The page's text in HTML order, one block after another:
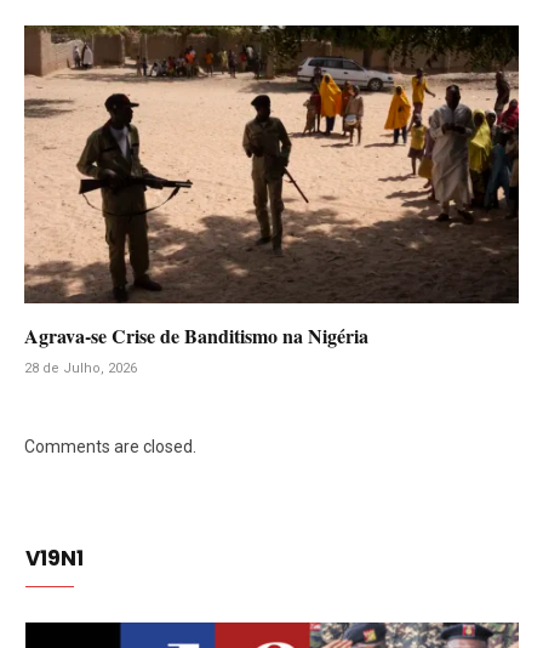
Agrava-se Crise de Banditismo na Nigéria
28 de Julho, 2026
Comments are closed.
V19N1